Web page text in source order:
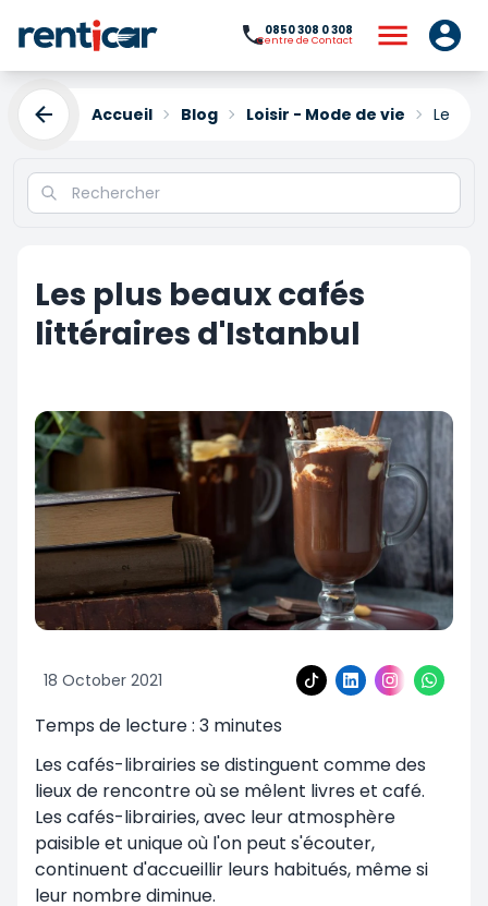
0850 308 0 308
Centre de Contact
Accueil Blog Loisir - Mode de vie Les
Les plus beaux cafés
littéraires d'Istanbul
18 October 2021
Temps de lecture : 3 minutes
Les cafés-librairies se distinguent comme des
lieux de rencontre où se mêlent livres et café.
Les cafés-librairies, avec leur atmosphère
paisible et unique où l'on peut s'écouter,
continuent d'accueillir leurs habitués, même si
leur nombre diminue.